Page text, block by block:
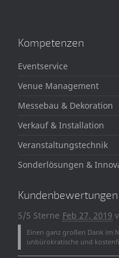
Kompetenzen
Eventservice
Venue Management
Messebau & Dekoration
Verkauf & Installation
Veranstaltungstechnik
Sonderlösungen &
Kundenbewertungen
5/5 Sterne Feb 27, 2019
Einen ganz großen Dank im
unbürokratische und